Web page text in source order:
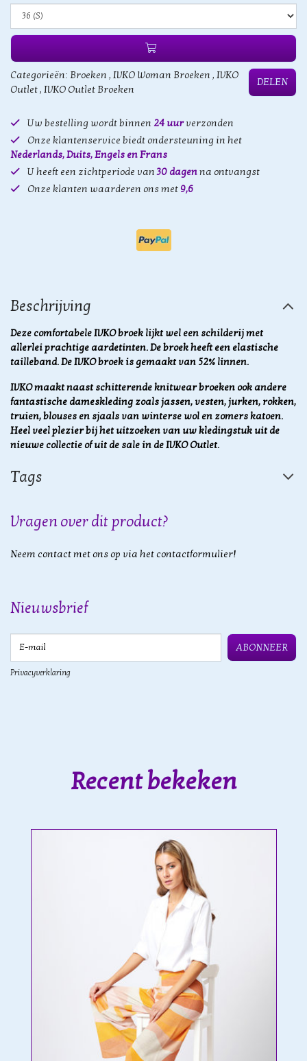
Categorieën: Broeken , IVKO Woman Broeken , IVKO
Outlet, IVKO Outlet Broeken
DELEN
Uw bestelling wordt binnen 24 uurverzonden
Onze klantenservice biedt ondersteuning in het
Nederlands, Duits, Engels en Frans
U heeft een zichtperiode van30 dagenna ontvangst
Onze klanten waarderen ons met 9,6
Beschrijving
Deze comfortabele IVKO broek lijkt wel een schilderij met
allerlei prachtige aardetinten. De broek heeft een elastische
tailleband. De IVKO broek is gemaakt van 52% linnen.
IVKO maakt naast schitterende knitwear broeken ook andere
fantastische dameskleding zoals jassen, vesten, jurken, rokken,
truien, blouses en sjaals van winterse wol en zomers katoen.
Heel veel plezier bij het uitzoeken van uw kledingstuk uit de
nieuwe collectie of uit de sale in de IVKO Outlet.
Tags
Vragen over dit product?
Neem contact met ons op via het contactformulier!
Nieuwsbrief
ABONNEER
Privacyverklaring
Recent bekeken